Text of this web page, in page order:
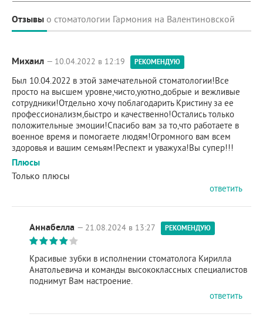
Отзывы о стоматологии Гармония на Валентиновской
Михаил — 10.04.2022 в 12:19 РЕКОМЕНДУЮ
Был 10.04.2022 в этой замечательной стоматологии!Все
просто на высшем уровне,чисто,уютно,добрые и вежливые
сотрудники!Отдельно хочу поблагодарить Кристину за ее
профессионализм,быстро и качественно!Остались только
положительные эмоции!Спасибо вам за то,что работаете в
военное время и помогаете людям!Огромного вам всем
здоровья и вашим семьям!Респект и уважуха!Вы супер!!!
Плюсы
Только плюсы
ответить
Аннабелла — 21.08.2024 в 13:27 РЕКОМЕНДУЮ
Красивые зубки в исполнении стоматолога Кирилла
Анатольевича и команды высококлассных специалистов
поднимут Вам настроение.
ответить